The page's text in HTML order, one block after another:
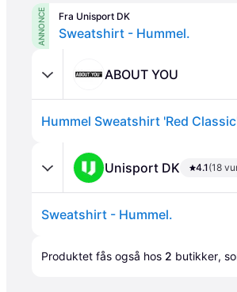
ANNONCE Fra Unisport DK
Sweatshirt - Hummel.
ABOUT YOU
Hummel Sweatshirt 'Red
Unisport DK 4.1(18
Sweatshirt - Hummel.
Produktet fås også hos 2 butikker,